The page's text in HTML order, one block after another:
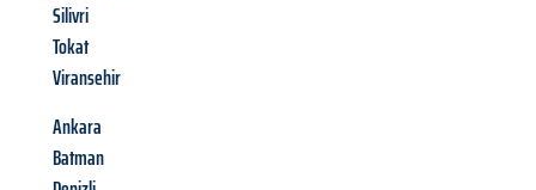
Silivri
Tokat
Viransehir
Ankara
Batman